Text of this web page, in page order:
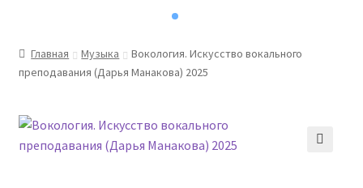
Главная Музыка
Вокология. Искусство вокального
преподавания (Дарья Манакова) 2025